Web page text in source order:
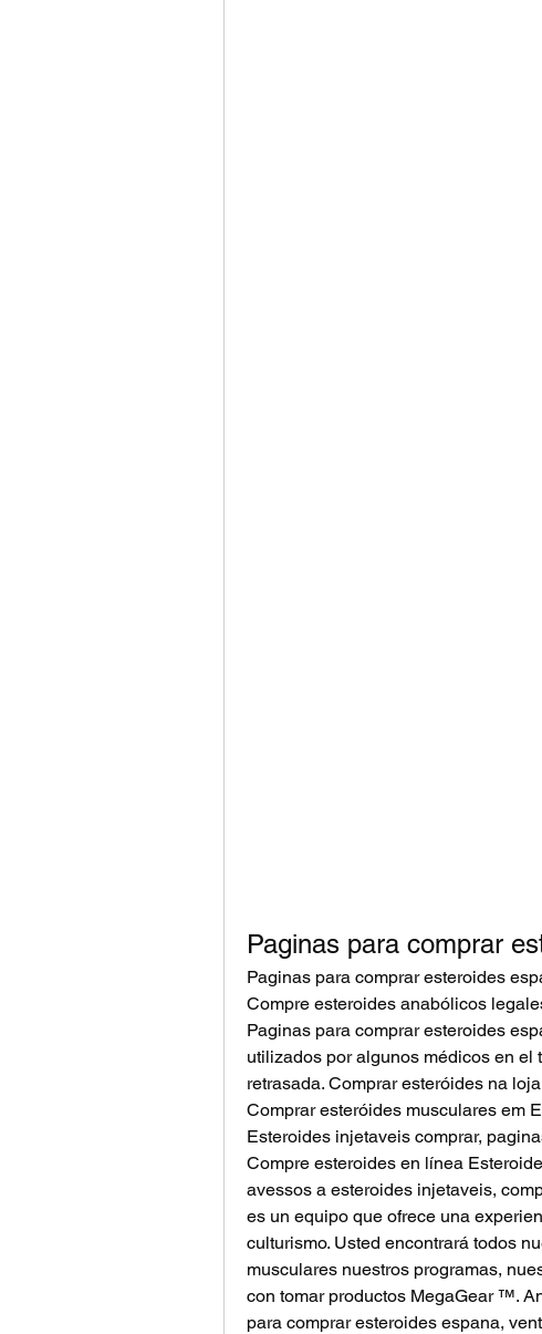
Paginas para comprar
Paginas para comprar esteroides
Compre esteroides anabólicos
Paginas para comprar esteroides
utilizados por algunos médicos en el
retrasada. Comprar esteróides na
Comprar esteróides musculares em
Esteroides injetaveis comprar,
Compre esteroides en línea
avessos a esteroides injetaveis,
es un equipo que ofrece una
culturismo. Usted encontrará todos
musculares nuestros programas,
con tomar productos MegaGear ™.
para comprar esteroides espana,